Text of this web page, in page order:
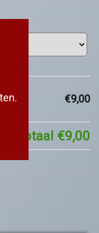
€9,00
Subtotaal €9,00